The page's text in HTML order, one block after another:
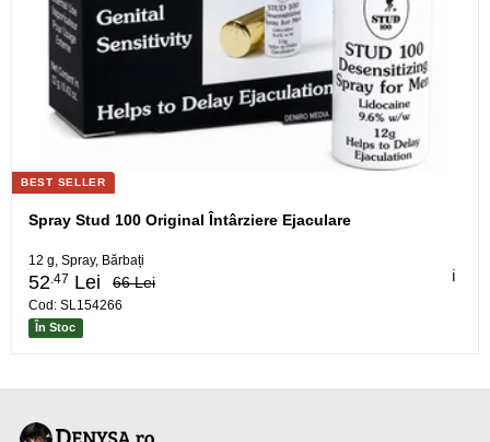
BEST SELLER
ℹ️
Spray Stud 100 Original Întârziere Ejaculare
12 g, Spray, Bărbați
52 .47 Lei 66 Lei
Cod: SL154266
În Stoc